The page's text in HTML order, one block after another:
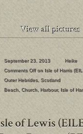
September 23, 2013
Heike
Comments Offon Isle of Harris
Outer Hebrides,Scotland
Beach,Church,Harbour, Isle of